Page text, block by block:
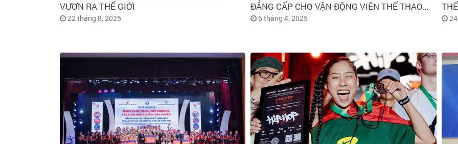
VƯƠN RA THẾ GIỚI
22 tháng 8, 2025
ĐẲNG CẤP CHO VẬN ĐỘNG VIÊN THỂ THAO
ĐIỆN TỬ NĂM 2025 ĐỢT II
6 tháng 4, 2025